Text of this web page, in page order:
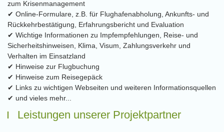
zum Krisenmanagement
✔ Online-Formulare, z.B. für Flughafenabholung, Ankunfts- und
Rückkehrbestätigung, Erfahrungsbericht und Evaluation
✔ Wichtige Informationen zu Impfempfehlungen, Reise- und
Sicherheitshinweisen, Klima, Visum, Zahlungsverkehr und
Verhalten im Einsatzland
✔ Hinweise zur Flugbuchung
✔ Hinweise zum Reisegepäck
✔ Links zu wichtigen Webseiten und weiteren Informationsquellen
✔ und vieles mehr...
Leistungen unserer Projektpartner